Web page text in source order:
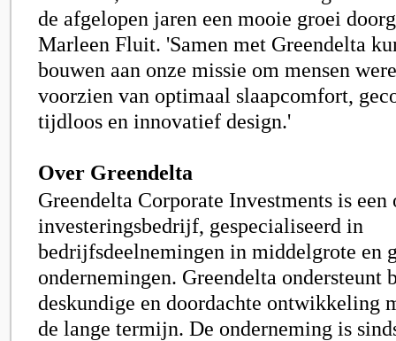
de afgelopen jaren een mooie groei
Marleen Fluit. 'Samen met Greendelta
bouwen aan onze missie om mensen
voorzien van optimaal slaapcomfort,
tijdloos en innovatief design.'
Over Greendelta
Greendelta Corporate Investments is
investeringsbedrijf, gespecialiseerd in
bedrijfsdeelnemingen in middelgrote en
ondernemingen. Greendelta ondersteunt
deskundige en doordachte ontwikkeling
de lange termijn. De onderneming is